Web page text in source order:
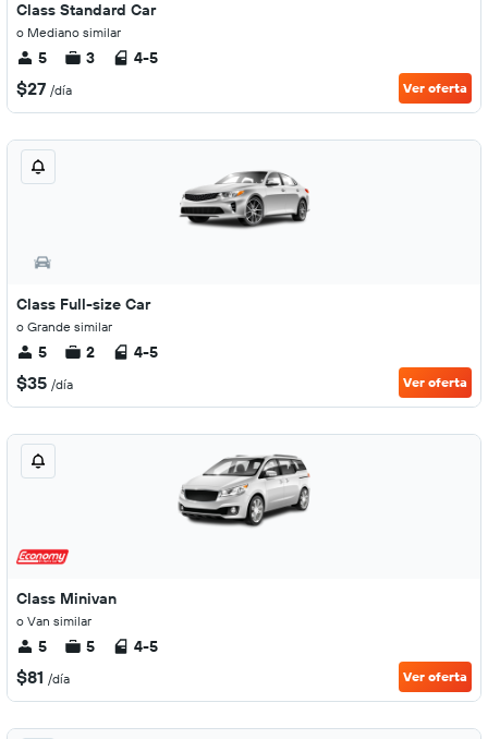
Class Standard Car
o Mediano similar
5 3 4-5
$27 /día Ver oferta
Class Full-size Car
o Grande similar
5 2 4-5
$35 /día Ver oferta
Class Minivan
o Van similar
5 5 4-5
$81 /día Ver oferta